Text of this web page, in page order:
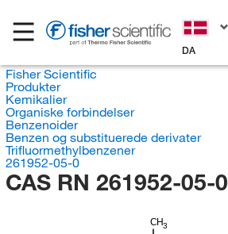
DA
Fisher Scientific
Produkter
Kemikalier
Organiske forbindelser
Benzenoider
Benzen og substituerede derivater
Trifluormethylbenzener
261952-05-0
CAS RN 261952-05-0
CH3